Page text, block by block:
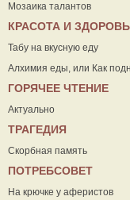
Мозаика талантов
КРАСОТА И
Табу на вкусную еду
Алхимия еды, или Как
ГОРЯЧЕЕ ЧТЕНИЕ
Актуально
ТРАГЕДИЯ
Скорбная память
ПОТРЕБСОВЕТ
На крючке у аферистов